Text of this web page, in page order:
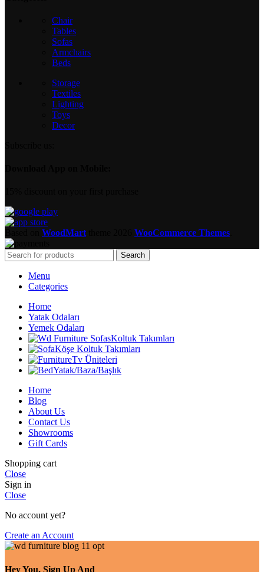
Chair
Tables
Sofas
Armchairs
Beds
Storage
Textiles
Lighting
Toys
Decor
WoodMarttheme WooCommerce Themes
Search
Menu
Categories
Home
Yatak Odaları
Yemek Odaları
Koltuk Takımları
Köşe Koltuk Takımları
Tv Üniteleri
Yatak/Baza/Başlık
Home
Blog
About Us
Contact Us
Showrooms
Gift Cards
Shopping cart
Close
Sign in
Close
No account yet?
Create an Account
Hey You, Sign Up And